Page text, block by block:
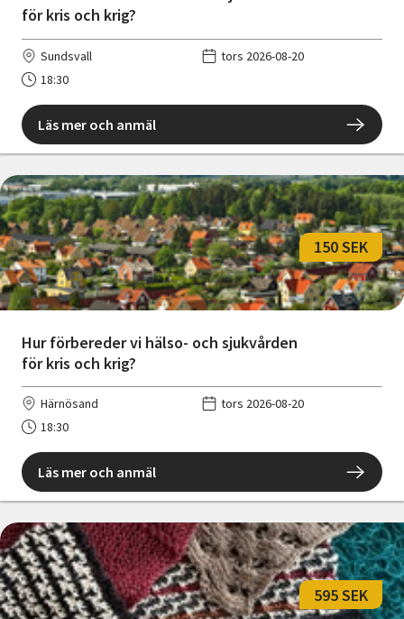
för kris och krig?
Sundsvall
tors 2026-08-20
18:30
Läs mer och anmäl
Hur förbereder vi hälso- och sjukvården
för kris och krig?
150 SEK
Härnösand
tors 2026-08-20
18:30
Läs mer och anmäl
595 SEK